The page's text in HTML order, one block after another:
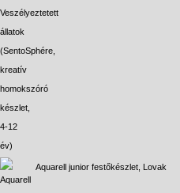
Aquarell junior festőkészlet, Lovak